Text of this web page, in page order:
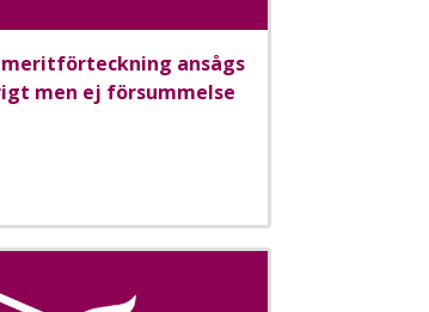
ansågs
men ej försummelse